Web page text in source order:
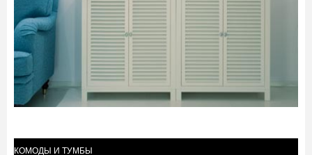
КОМОДЫ И ТУМБЫ